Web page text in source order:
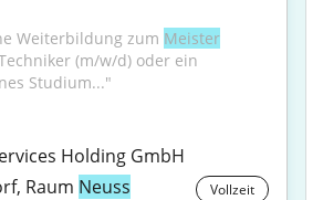
Weiterbildung zum Meister
(m/w/d) oder ein
Studium..."
Holding GmbH
Raum Neuss Vollzeit